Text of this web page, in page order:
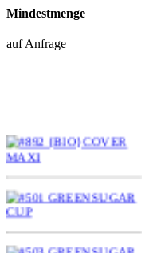
Mindestmenge
auf Anfrage